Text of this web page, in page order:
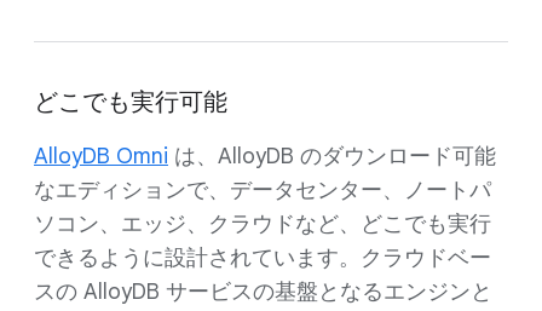
どこでも実行可能
AlloyDB Omni は、AlloyDB のダウンロード可能
なエディションで、データセンター、ノートパ
ソコン、エッジ、クラウドなど、どこでも実行
できるように設計されています。クラウドベー
スの AlloyDB サービスの基盤となるエンジンと